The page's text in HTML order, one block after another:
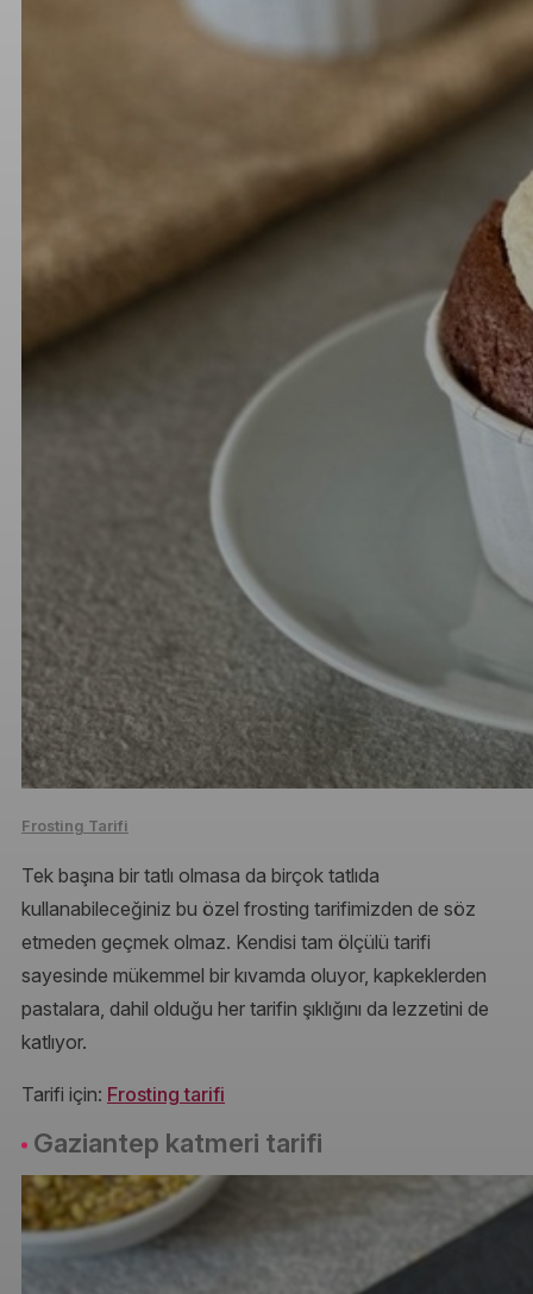
Frosting Tarifi
Tek başına bir tatlı olmasa da birçok tatlıda
kullanabileceğiniz bu özel frosting tarifimizden de söz
etmeden geçmek olmaz. Kendisi tam ölçülü tarifi
sayesinde mükemmel bir kıvamda oluyor, kapkeklerden
pastalara, dahil olduğu her tarifin şıklığını da lezzetini de
katlıyor.
Tarifi için: Frosting tarifi
Gaziantep katmeri tarifi